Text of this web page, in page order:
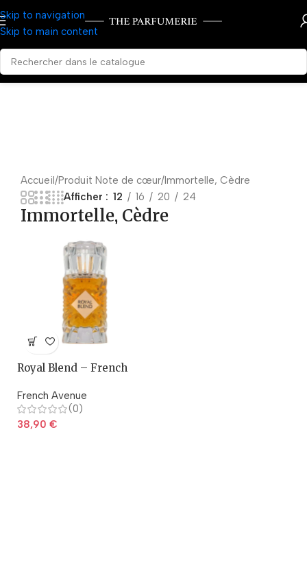
Skip to navigation
Skip to main content
Accueil Produit Note de cœur Immortelle, Cèdre
Afficher
12 16 20 24
Immortelle, Cèdre
Royal Blend – French
French Avenue
(0)
38,90 €